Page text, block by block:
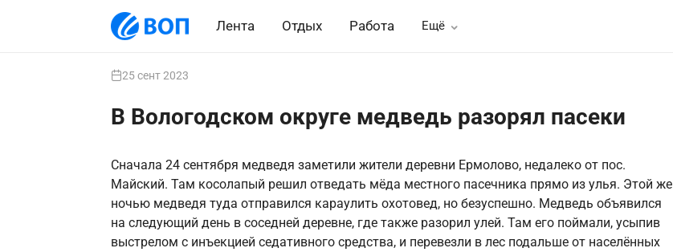
Лента Отдых Работа Ещё
25 сент 2023
В Вологодском округе медведь разорял пасеки
Сначала 24 сентября медведя заметили жители деревни Ермолово, недалеко от пос.
Майский. Там косолапый решил отведать мёда местного пасечника прямо из улья. Этой же
ночью медведя туда отправился караулить охотовед, но безуспешно. Медведь объявился
на следующий день в соседней деревне, где также разорил улей. Там его поймали, усыпив
выстрелом с инъекцией седативного средства, и перевезли в лес подальше от населённых